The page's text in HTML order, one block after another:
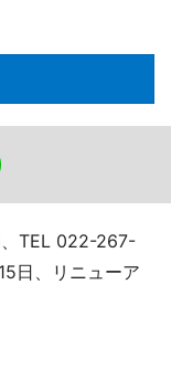
、TEL 022-267-
日、リニューア